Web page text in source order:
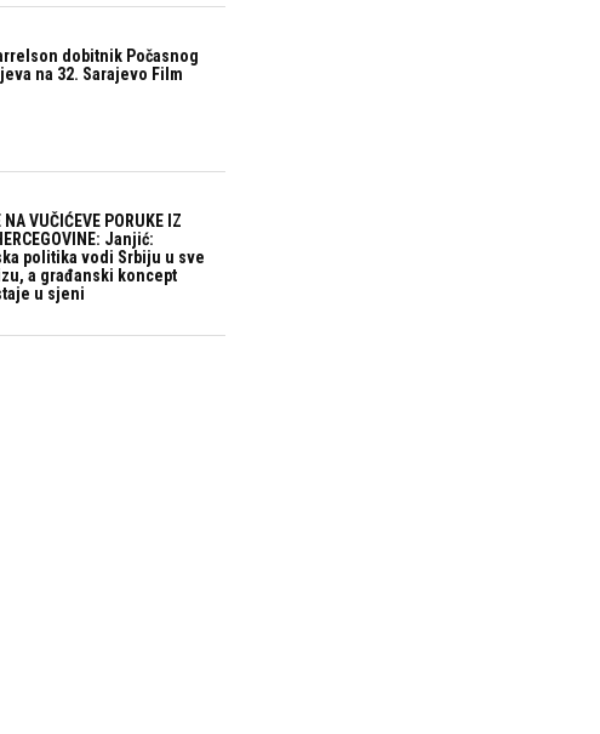
dobitnik Počasnog
na 32. Sarajevo Film
NA VUČIĆEVE PORUKE IZ
Janjić:
politika vodi Srbiju u sve
a građanski koncept
u sjeni